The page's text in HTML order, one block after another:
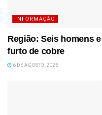
INFORMAÇÃO
Região: Seis homens
furto de cobre
6 DE AGOSTO, 2026